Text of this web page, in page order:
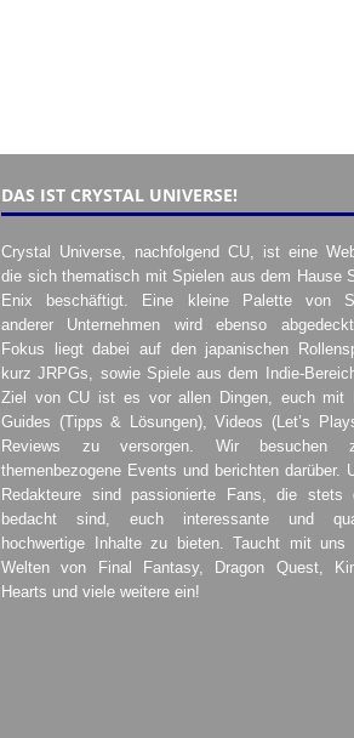
DAS IST CRYSTAL UNIVERSE!
Crystal Universe, nachfolgend CU, ist eine
die sich thematisch mit Spielen aus dem Hause
Enix beschäftigt. Eine kleine Palette von
anderer Unternehmen wird ebenso
Fokus liegt dabei auf den japanischen
kurz JRPGs, sowie Spiele aus dem Indie-
Ziel von CU ist es vor allen Dingen, euch mit
Guides (Tipps & Lösungen), Videos (Let’s
Reviews zu versorgen. Wir besuchen
themenbezogene Events und berichten darüber.
Redakteure sind passionierte Fans, die stets
bedacht sind, euch interessante und
hochwertige Inhalte zu bieten. Taucht mit
Welten von Final Fantasy, Dragon Quest,
Hearts und viele weitere ein!